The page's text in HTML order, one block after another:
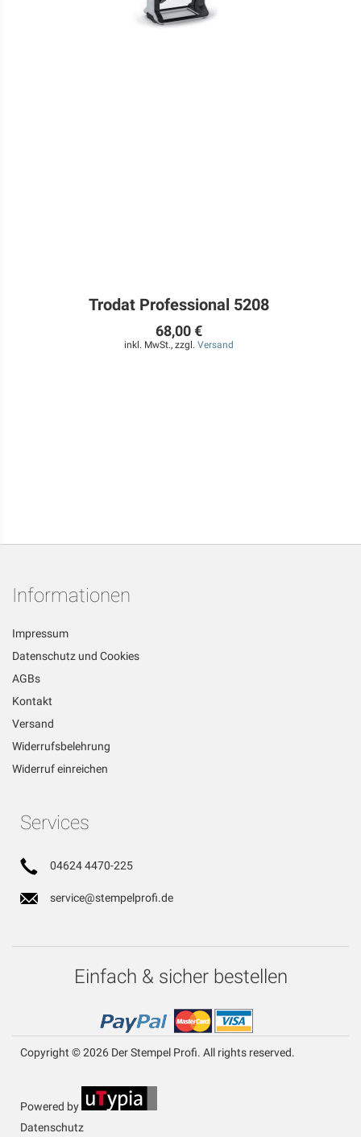
Trodat Professional 5208
68,00 €
inkl. MwSt., zzgl. Versand
Informationen
Impressum
Datenschutz und Cookies
AGBs
Kontakt
Versand
Widerrufsbelehrung
Widerruf einreichen
Services
04624 4470-225
service@stempelprofi.de
Einfach & sicher bestellen
Copyright © 2026 Der Stempel Profi. All rights reserved.
Powered by
Datenschutz